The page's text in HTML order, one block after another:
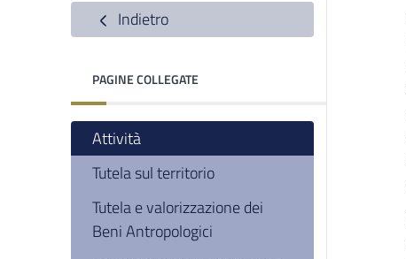
Indietro
PAGINE COLLEGATE
Attività
Tutela sul territorio
Tutela e valorizzazione dei
Beni Antropologici